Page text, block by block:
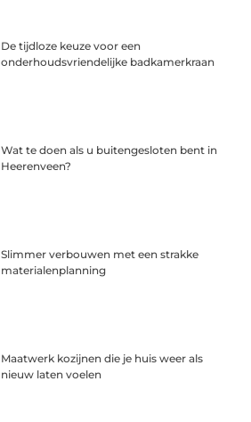
De tijdloze keuze voor een
onderhoudsvriendelijke badkamerkraan
Wat te doen als u buitengesloten bent in
Heerenveen?
Slimmer verbouwen met een strakke
materialenplanning
Maatwerk kozijnen die je huis weer als
nieuw laten voelen